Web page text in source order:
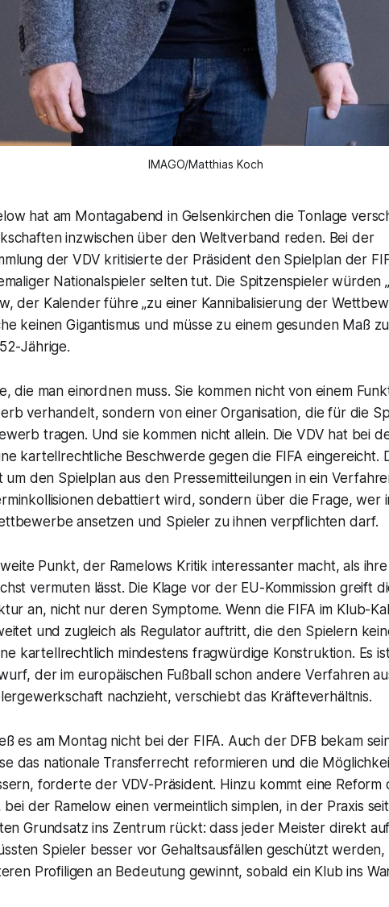
IMAGO/Matthias Koch
hat am Montagabend in Gelsenkirchen die Tonlage
inzwischen über den Weltverband reden. Bei der
der VDV kritisierte der Präsident den Spielplan der
Nationalspieler selten tut. Die Spitzenspieler würden
der Kalender führe „zu einer Kannibalisierung der
keinen Gigantismus und müsse zu einem gesunden Maß
Jährige.
die man einordnen muss. Sie kommen nicht von einem
verhandelt, sondern von einer Organisation, die für die
tragen. Und sie kommen nicht allein. Die VDV hat bei
kartellrechtliche Beschwerde gegen die FIFA eingereicht.
um den Spielplan aus den Pressemitteilungen in ein
debattiert wird, sondern über die Frage, wer
ansetzen und Spieler zu ihnen verpflichten darf.
Punkt, der Ramelows Kritik interessanter macht, als
vermuten lässt. Die Klage vor der EU-Kommission greift
an, nicht nur deren Symptome. Wenn die FIFA im Klub-
und zugleich als Regulator auftritt, die den Spielern
kartellrechtlich mindestens fragwürdige Konstruktion. Es
der im europäischen Fußball schon andere Verfahren
nachzieht, verschiebt das Kräfteverhältnis.
es am Montag nicht bei der FIFA. Auch der DFB bekam
das nationale Transferrecht reformieren und die
forderte der VDV-Präsident. Hinzu kommt eine Reform
bei der Ramelow einen vermeintlich simplen, in der Praxis
Grundsatz ins Zentrum rückt: dass jeder Meister direkt
Spieler besser vor Gehaltsausfällen geschützt
Profiligen an Bedeutung gewinnt, sobald ein Klub ins